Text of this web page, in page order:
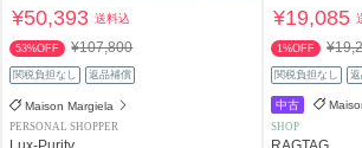
¥50,393送料込
53%OFF ¥107,800
関税負担なし 返品補償
Maison Margiela
PERSONAL SHOPPER
¥19,085
1%OFF
関税負担なし
中古
SHOP